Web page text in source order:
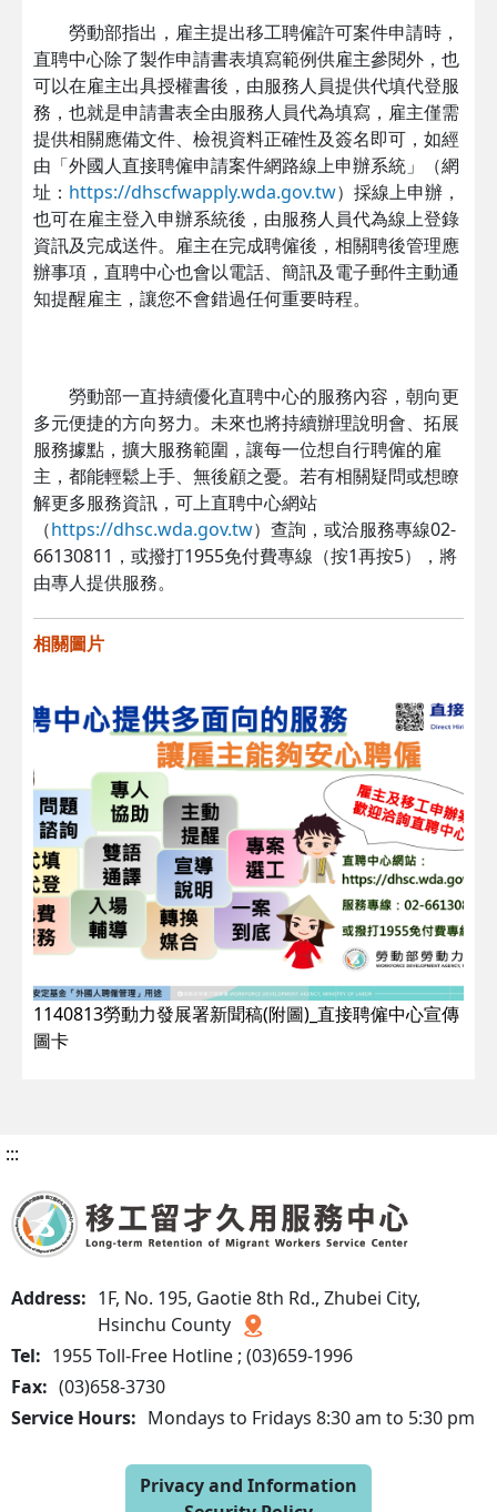
勞動部指出，雇主提出移工聘僱許可案件申請時，
直聘中心除了製作申請書表填寫範例供雇主參閱外，也
可以在雇主出具授權書後，由服務人員提供代填代登服
務，也就是申請書表全由服務人員代為填寫，雇主僅需
提供相關應備文件、檢視資料正確性及簽名即可，如經
由「外國人直接聘僱申請案件網路線上申辦系統」（網
址： https://dhscfwapply.wda.gov.tw）採線上申辦，
也可在雇主登入申辦系統後，由服務人員代為線上登錄
資訊及完成送件。雇主在完成聘僱後，相關聘後管理應
辦事項，直聘中心也會以電話、簡訊及電子郵件主動通
知提醒雇主，讓您不會錯過任何重要時程。
勞動部一直持續優化直聘中心的服務內容，朝向更
多元便捷的方向努力。未來也將持續辦理說明會、拓展
服務據點，擴大服務範圍，讓每一位想自行聘僱的雇
主，都能輕鬆上手、無後顧之憂。若有相關疑問或想瞭
解更多服務資訊，可上直聘中心網站
（https://dhsc.wda.gov.tw）查詢，或洽服務專線02-
66130811，或撥打1955免付費專線（按1再按5），將
由專人提供服務。
相關圖片
1140813勞動力發展署新聞稿(附圖)_直接聘僱中心宣傳
圖卡
:::
Address: 1F, No. 195, Gaotie 8th Rd., Zhubei City,
Hsinchu County
Tel: 1955 Toll-Free Hotline ; (03)659-1996
Fax: (03)658-3730
Service Hours: Mondays to Fridays 8:30 am to 5:30 pm
Privacy and Information